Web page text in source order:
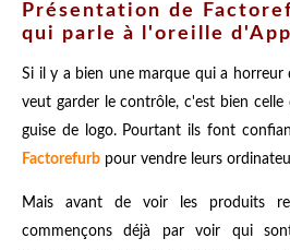
Présentation de
qui parle à l'oreille
Si il y a bien une marque qui a horreur
veut garder le contrôle, c'est bien
guise de logo. Pourtant ils font
Factorefurb pour vendre leurs
Mais avant de voir les produits
commençons déjà par voir qui